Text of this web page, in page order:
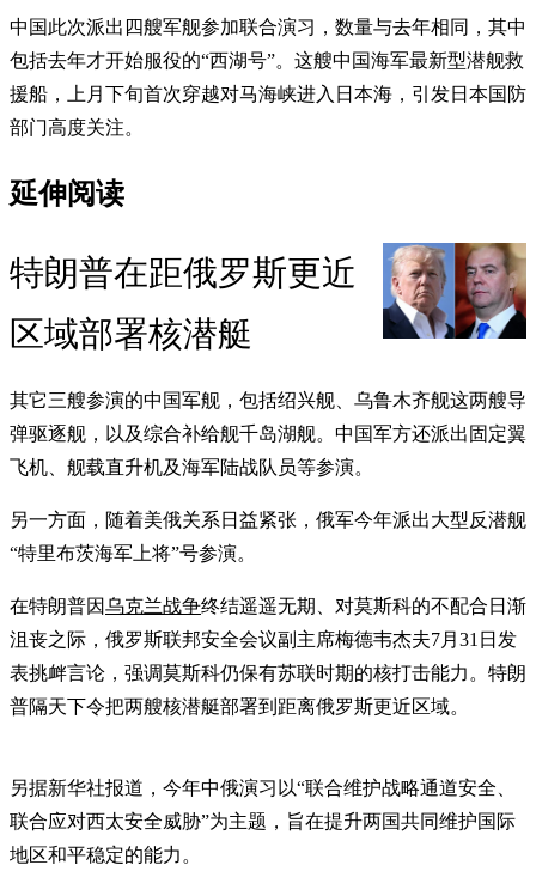
中国此次派出四艘军舰参加联合演习，数量与去年相同，其中
包括去年才开始服役的“西湖号”。这艘中国海军最新型潜舰救
援船，上月下旬首次穿越对马海峡进入日本海，引发日本国防
部门高度关注。
延伸阅读
特朗普在距俄罗斯更近
区域部署核潜艇
其它三艘参演的中国军舰，包括绍兴舰、乌鲁木齐舰这两艘导
弹驱逐舰，以及综合补给舰千岛湖舰。中国军方还派出固定翼
飞机、舰载直升机及海军陆战队员等参演。
另一方面，随着美俄关系日益紧张，俄军今年派出大型反潜舰
“特里布茨海军上将”号参演。
在特朗普因乌克兰战争终结遥遥无期、对莫斯科的不配合日渐
沮丧之际，俄罗斯联邦安全会议副主席梅德韦杰夫7月31日发
表挑衅言论，强调莫斯科仍保有苏联时期的核打击能力。特朗
普隔天下令把两艘核潜艇部署到距离俄罗斯更近区域。
另据新华社报道，今年中俄演习以“联合维护战略通道安全、
联合应对西太安全威胁”为主题，旨在提升两国共同维护国际
地区和平稳定的能力。